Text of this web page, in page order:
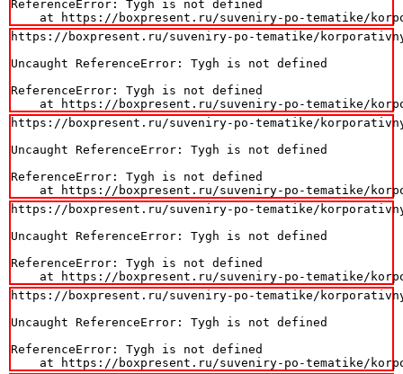
ReferenceError: Tygh is not defined
at https://boxpresent.ru/suveniry-po-tematike/
https://boxpresent.ru/suveniry-po-tematike/
Uncaught ReferenceError: Tygh is not defined
ReferenceError: Tygh is not defined
at https://boxpresent.ru/suveniry-po-tematike/
https://boxpresent.ru/suveniry-po-tematike/
Uncaught ReferenceError: Tygh is not defined
ReferenceError: Tygh is not defined
at https://boxpresent.ru/suveniry-po-tematike/
https://boxpresent.ru/suveniry-po-tematike/
Uncaught ReferenceError: Tygh is not defined
ReferenceError: Tygh is not defined
at https://boxpresent.ru/suveniry-po-tematike/
https://boxpresent.ru/suveniry-po-tematike/
Uncaught ReferenceError: Tygh is not defined
ReferenceError: Tygh is not defined
at https://boxpresent.ru/suveniry-po-tematike/